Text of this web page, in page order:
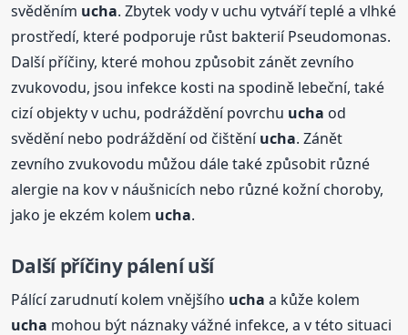
svěděním ucha. Zbytek vody v uchu vytváří teplé a vlhké
prostředí, které podporuje růst bakterií Pseudomonas.
Další příčiny, které mohou způsobit zánět zevního
zvukovodu, jsou infekce kosti na spodině lebeční, také
cizí objekty v uchu, podráždění povrchu ucha od
svědění nebo podráždění od čištěníucha. Zánět
zevního zvukovodu můžou dále také způsobit různé
alergie na kov v náušnicích nebo různé kožní choroby,
jako je ekzém kolem ucha.
Další příčiny pálení uší
Pálící zarudnutí kolem vnějšího ucha a kůže kolem
ucha mohou být náznaky vážné infekce, a v této situaci